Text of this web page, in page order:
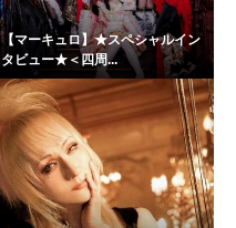
【マーキュロ】★スペシャルイン
タビュー★＜四周...